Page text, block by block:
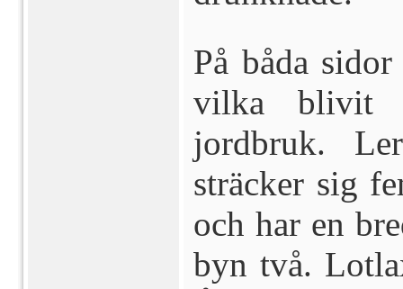
På båda
vilka blivit
jordbruk.
sträcker sig
och har en
byn två.